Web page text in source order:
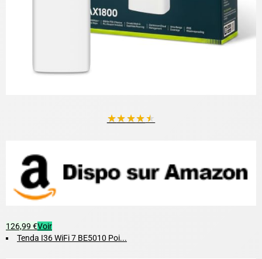
★★★★★
126,99 €Voir
Tenda I36 WiFi 7 BE5010 Poi...